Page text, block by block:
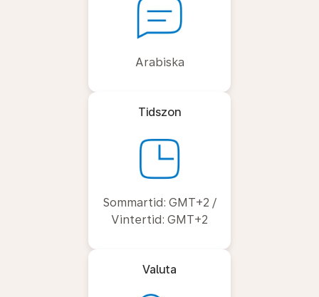
Arabiska
Tidszon
Sommartid: GMT+2 /
Vintertid: GMT+2
Valuta